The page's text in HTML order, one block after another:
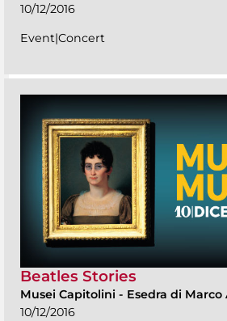
10/12/2016
Event|Concert
Beatles Stories
Musei Capitolini - Esedra di Marco
10/12/2016